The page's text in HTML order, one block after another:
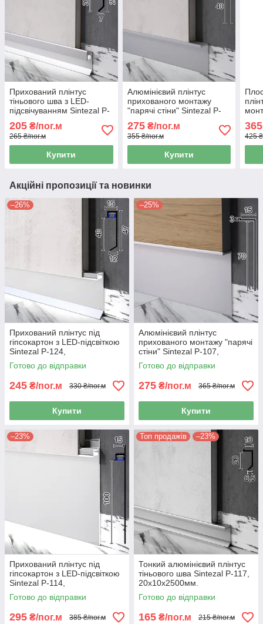
Прихований плінтус
тіньового шва з LED-
підсвічуванням Sintezal P-
120, 20х12х2500мм.
205 ₴/пог.м
265 ₴/пог.м
Купити
Алюмінієвий плінтус
прихованого монтажу
"парячі стіни" Sintezal P-
104, 40х15х2500мм.
275₴/пог.м
355 ₴/пог.м
Купити
365
425
Акційні пропозиції та новинки
–26%
Прихований плінтус під
гіпсокартон з LED-підсвіткою
Sintezal P-124,
100х15х2500мм. Без
покриття.
Готово до відправки
245 ₴/пог.м 330 ₴/пог.м
Купити
–25%
Алюмінієвий плінтус
прихованого монтажу "парячі
стіни" Sintezal P-107,
70х15х2500мм.
Готово до відправки
275 ₴/пог.м 365 ₴/пог.м
Купити
–23%
Прихований плінтус під
гіпсокартон з LED-підсвіткою
Sintezal P-114,
100х15х2500мм. Без
покриття.
Готово до відправки
295 ₴/пог.м 385 ₴/пог.м
Топ продажів –23%
Тонкий алюмінієвий плінтус
тіньового шва Sintezal P-117,
20х10х2500мм.
Готово до відправки
165 ₴/пог.м 215 ₴/пог.м